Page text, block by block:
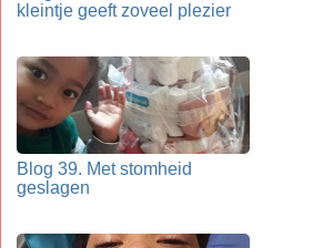
kleintje geeft zoveel plezier
Blog 39. Met stomheid
geslagen